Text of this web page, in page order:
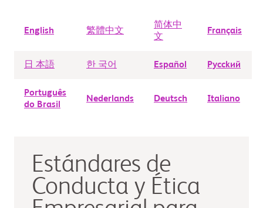
English 繁體中文
简体中
文
Français
日 本語 한 국어 Español Рycckий
Português
do Brasil
Nederlands Deutsch Italiano
Estándares de
Conducta y Ética